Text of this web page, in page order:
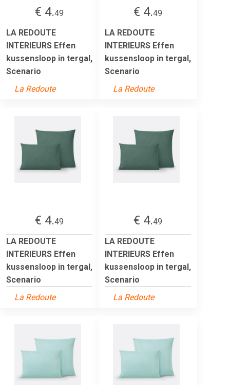
€ 4.49
LA REDOUTE
INTERIEURS Effen
kussensloop in tergal,
Scenario
La Redoute
€ 4.49
LA REDOUTE
INTERIEURS Effen
kussensloop in tergal,
Scenario
La Redoute
€ 4.49
LA REDOUTE
INTERIEURS Effen
kussensloop in tergal,
Scenario
La Redoute
€ 4.49
LA REDOUTE
INTERIEURS Effen
kussensloop in tergal,
Scenario
La Redoute